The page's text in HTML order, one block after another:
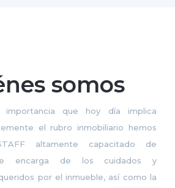
somos
importancia que hoy día implica
el rubro inmobiliario hemos
altamente capacitado de
encarga de los cuidados y
por el inmueble, así como la